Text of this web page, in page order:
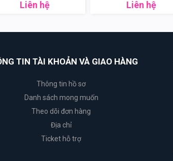
Liên hệ Liên hệ
TIN TÀI KHOẢN VÀ GIAO HÀNG
Thông tin hồ sơ
Danh sách mong muốn
Theo dõi đơn hàng
Địa chỉ
Ticket hỗ trợ